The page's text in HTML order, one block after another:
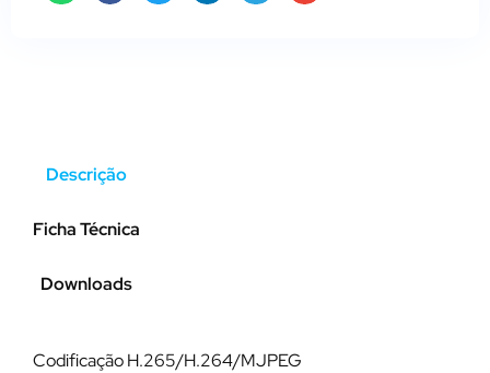
Descrição
Ficha Técnica
Downloads
Codificação H.265/H.264/MJPEG